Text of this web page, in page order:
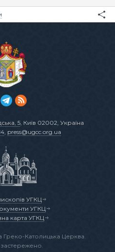
5, Київ 02002, Україна
, press@ugcc.org.ua
УГКЦ
УГКЦ
карта УГКЦ
Греко-Католицька Церква.
застережено.